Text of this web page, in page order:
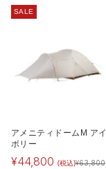
SALE
アメニティドームM アイ
ボリー
¥44,800 (税込)¥63,800